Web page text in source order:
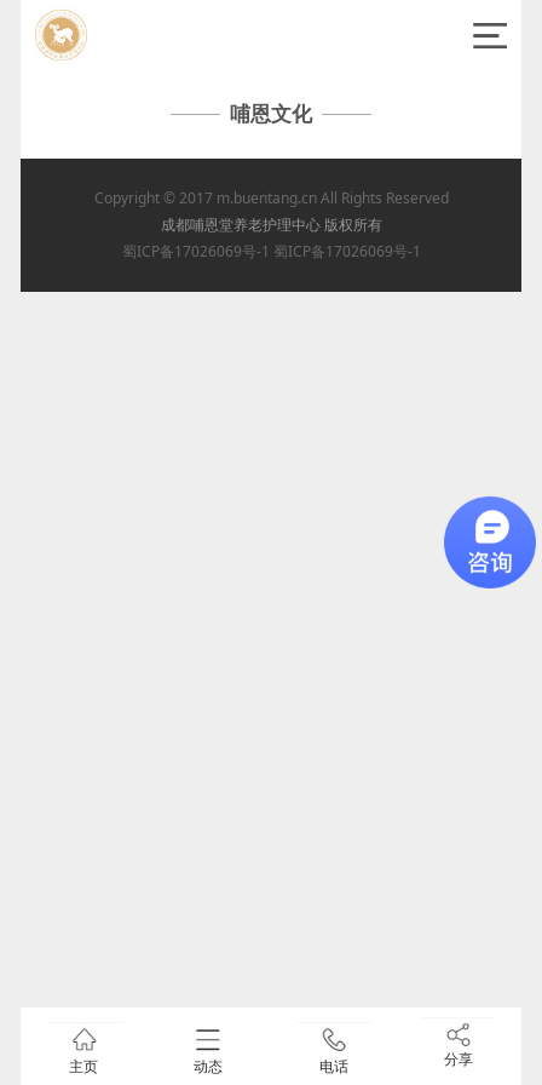
哺恩文化
Copyright © 2017 m.buentang.cnAll Rights Reserved
成都哺恩堂养老护理中心 版权所有
蜀ICP备17026069号-1 蜀ICP备17026069号-1
主页 动态 电话 分享